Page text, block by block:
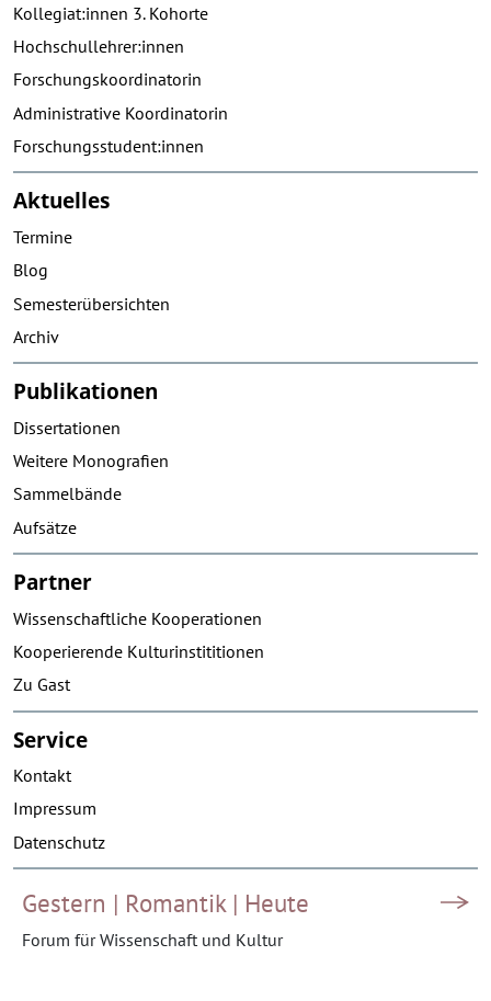
Kollegiat:innen 3. Kohorte
Hochschullehrer:innen
Forschungskoordinatorin
Administrative Koordinatorin
Forschungsstudent:innen
Aktuelles
Termine
Blog
Semesterübersichten
Archiv
Publikationen
Dissertationen
Weitere Monografien
Sammelbände
Aufsätze
Partner
Wissenschaftliche Kooperationen
Kooperierende Kulturinstititionen
Zu Gast
Service
Kontakt
Impressum
Datenschutz
Gestern | Romantik | Heute
Forum für Wissenschaft und Kultur